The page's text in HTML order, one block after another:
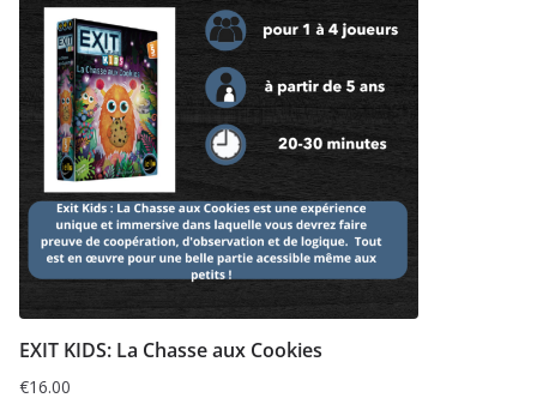
EXIT KIDS: La Chasse aux Cookies
€16.00